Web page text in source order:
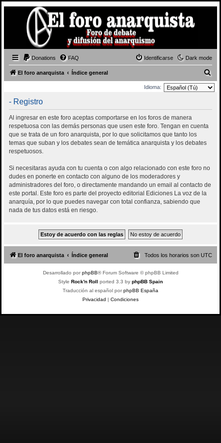
Dark mode
Donations FAQ Identificarse
El foro anarquista Índice general
u
Idioma:
- Registro
Al ingresar en este foro aceptas comportarse en los foros de manera
respetuosa con las demás personas que usen este foro. Tengan en cuenta
que se trata de un foro anarquista, por lo que solicitamos que tanto los
temas que suban y los debates sean de temática anarquista y los debates
respetuosos.
Si necesitaras ayuda con tu cuenta o con algo relacionado con este foro no
dudes en ponerte en contacto con alguno de los moderadores y
administradores del foro, o directamente mandando un email al contacto de
este portal. Este foro es parte del proyecto editorial Ediciones La voz de la
anarquía, por lo que puedes navegar con total confianza, sabiendo que
nada de tus datos está en riesgo.
El foro anarquista Índice general Todos los horarios son UTC
Desarrollado porphpBB® Forum Software © phpBB Limited
Style Rock'n Roll ported 3.3 by phpBB Spain
Traducción al español porphpBB España
Privacidad | Condiciones